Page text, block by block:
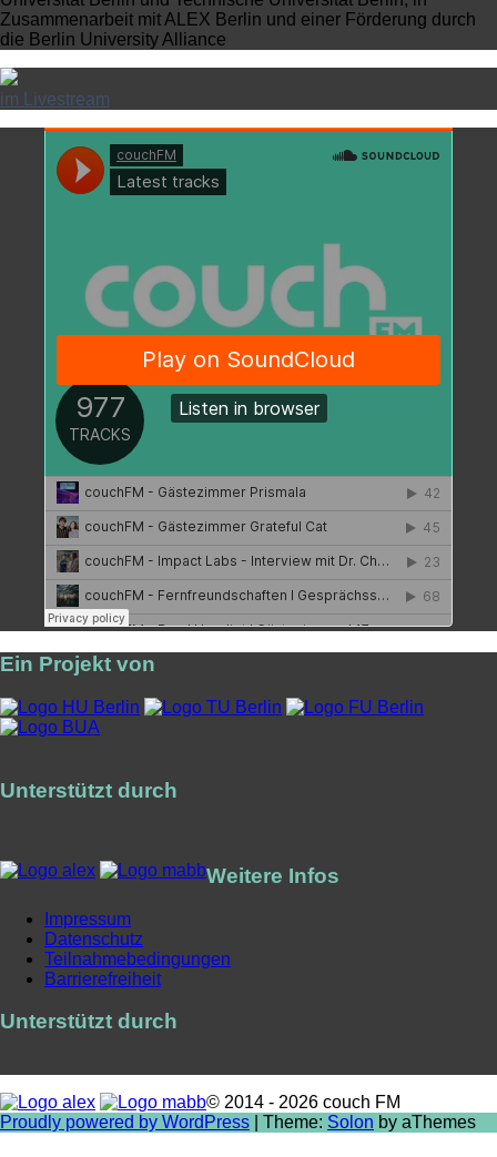
Zusammenarbeit mit ALEX Berlin und einer Förderung durch
die Berlin University Alliance
im Livestream
Ein Projekt von
Unterstützt durch
Weitere Infos
Impressum
Datenschutz
Teilnahmebedingungen
Barrierefreiheit
Unterstützt durch
© 2014 - 2026 couch FM
Proudly powered by WordPress
Theme: Solon by aThemes